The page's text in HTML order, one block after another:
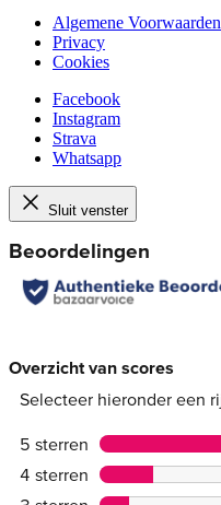
Algemene Voorwaarden
Privacy
Cookies
Facebook
Instagram
Strava
Whatsapp
Sluit venster